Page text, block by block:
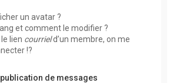
un avatar ?
et comment le modifier ?
lien courrield’un membre, on me
!?
de messages